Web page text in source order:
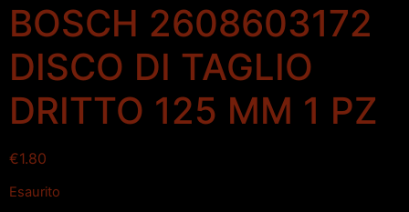
BOSCH 2608603172
DISCO DI TAGLIO
DRITTO 125 MM 1 PZ
€1.80
Esaurito